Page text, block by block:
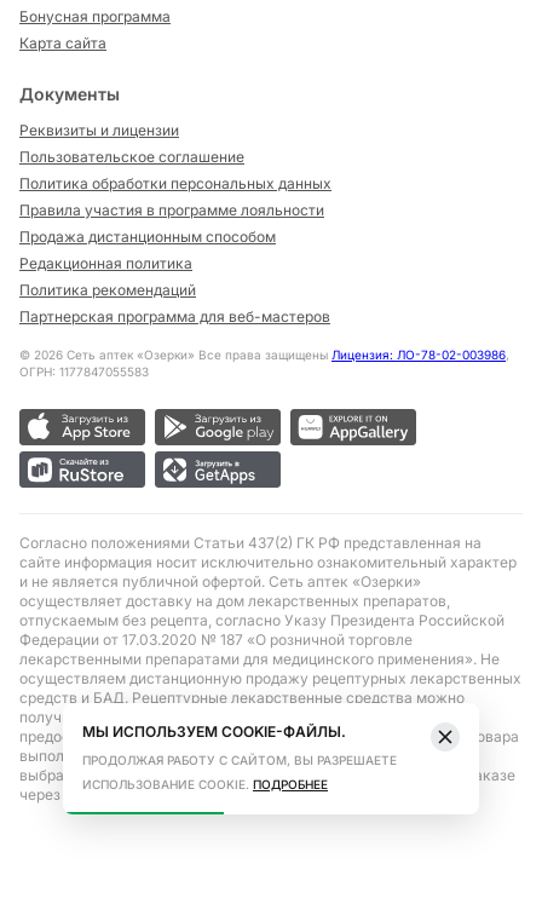
Бонусная программа
Карта сайта
Документы
Реквизиты и лицензии
Пользовательское соглашение
Политика обработки персональных данных
Правила участия в программе лояльности
Продажа дистанционным способом
Редакционная политика
Политика рекомендаций
Партнерская программа для веб-мастеров
© 2026 Сеть аптек «Озерки» Все права защищены Лицензия: ЛО-78-02-003986,
ОГРН: 1177847055583
Согласно положениями Статьи 437(2) ГК РФ представленная на
сайте информация носит исключительно ознакомительный характер
и не является публичной офертой. Сеть аптек «Озерки»
осуществляет доставку на дом лекарственных препаратов,
отпускаемым без рецепта, согласно Указу Президента Российской
Федерации от 17.03.2020 № 187 «О розничной торговле
лекарственными препаратами для медицинского применения». Не
осуществляем дистанционную продажу рецептурных лекарственных
средств и БАД. Рецептурные лекарственные средства можно
получить только при помощи самовывоза в аптеке при
предоставлении рецепта, выписанного врачом. Бронирование товара
выполняется при условиях последующего выкупа заказа в
выбранном аптечном пункте. Цена действительна только при заказе
через сайт.
МЫ ИСПОЛЬЗУЕМ COOKIE-ФАЙЛЫ.
ПРОДОЛЖАЯ РАБОТУ С САЙТОМ, ВЫ РАЗРЕШАЕТЕ
ИСПОЛЬЗОВАНИЕ COOKIE. ПОДРОБНЕЕ